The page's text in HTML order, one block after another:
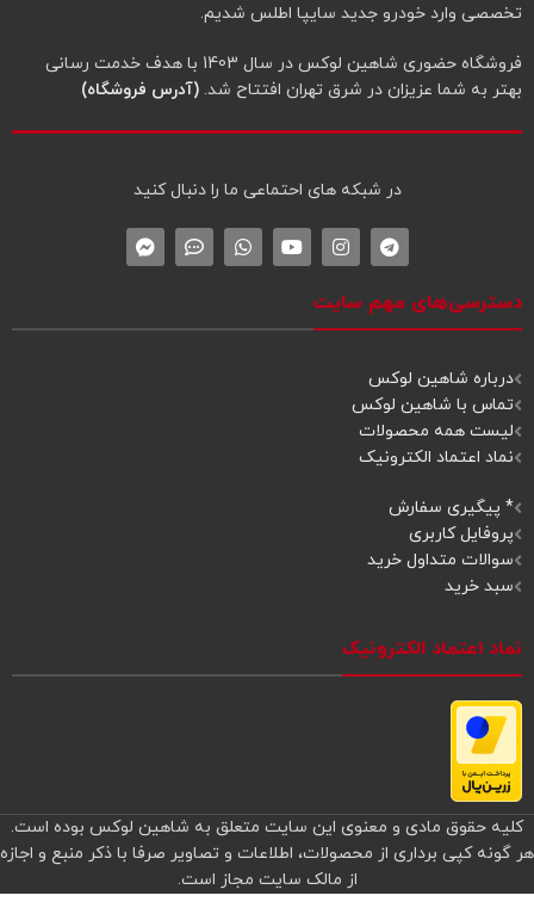
تخصصی وارد خودرو جدید سایپا اطلس شدیم.
فروشگاه حضوری شاهین لوکس در سال 1403 با هدف خدمت رسانی
بهتر به شما عزیزان در شرق تهران افتتاح شد. (آدرس فروشگاه)
در شبکه‌ های احتماعی ما را دنبال کنید
دسترسی‌های مهم سایت
درباره شاهین لوکس
تماس با شاهین لوکس
لیست همه محصولات
نماد اعتماد الکترونیک
* پیگیری سفارش
پروفایل کاربری
سوالات متداول خرید
سبد خرید
نماد اعتماد الکترونیک
کلیه حقوق مادی و معنوی این سایت متعلق به شاهین لوکس بوده است.
هر گونه کپی برداری از محصولات، اطلاعات و تصاویر صرفا با ذکر منبع و اجازه
از مالک سایت مجاز است.